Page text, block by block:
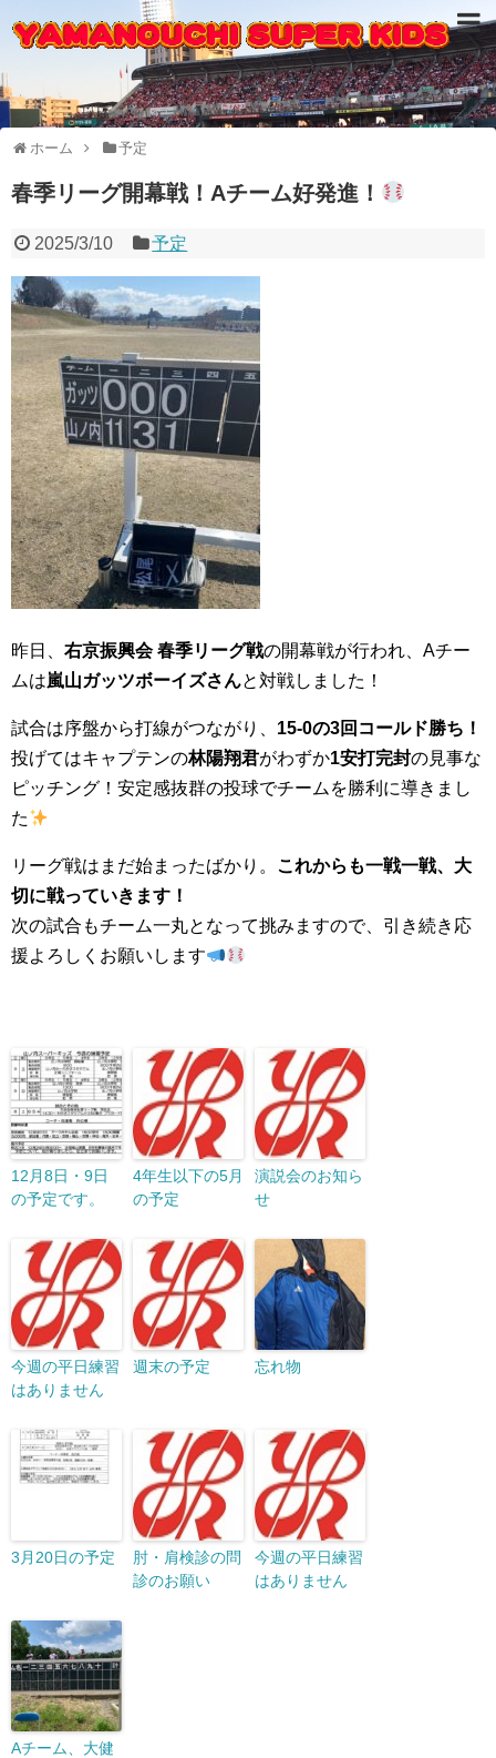
ホーム 予定
春季リーグ開幕戦！Aチーム好発進！
2025/3/10 予定
昨日、 右京振興会 春季リーグ戦の開幕戦が行われ、Aチー
ムは嵐山ガッツボーイズさんと対戦しました！
試合は序盤から打線がつながり、 15-0の3回コールド勝ち！
投げてはキャプテンの林陽翔君がわずか1安打完封の見事な
ピッチング！安定感抜群の投球でチームを勝利に導きまし
た
リーグ戦はまだ始まったばかり。 これからも一戦一戦、大
切に戦っていきます！
次の試合もチーム一丸となって挑みますので、引き続き応
援よろしくお願いします
12月8日・9日
の予定です。
4年生以下の5月
の予定
演説会のお知ら
せ
今週の平日練習
はありません
週末の予定 忘れ物
3月20日の予定
肘・肩検診の問
診のお願い
今週の平日練習
はありません
Aチーム、大健